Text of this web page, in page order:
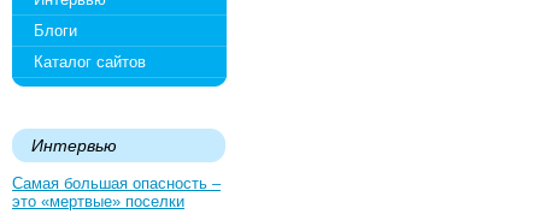
Блоги
Каталог сайтов
Интервью
Самая большая опасность –
это «мертвые» поселки